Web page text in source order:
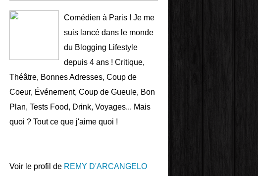
Comédien à Paris ! Je me
suis lancé dans le monde
du Blogging Lifestyle
depuis 4 ans ! Critique,
Théâtre, Bonnes Adresses, Coup de
Coeur, Événement, Coup de Gueule, Bon
Plan, Tests Food, Drink, Voyages... Mais
quoi ? Tout ce que j'aime quoi !
Voir le profil de REMY D'ARCANGELO